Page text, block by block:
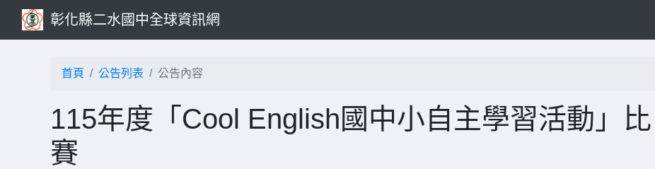
彰化縣二水國中全球資訊網
首頁 公告列表 公告內容
115年度「Cool English國中小自主學習活動」比
賽